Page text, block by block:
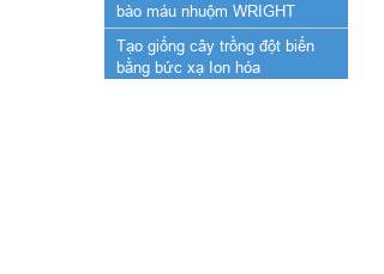
bào máu nhuộm WRIGHT
Tạo giống cây trồng đột biến
bằng bức xạ Ion hóa